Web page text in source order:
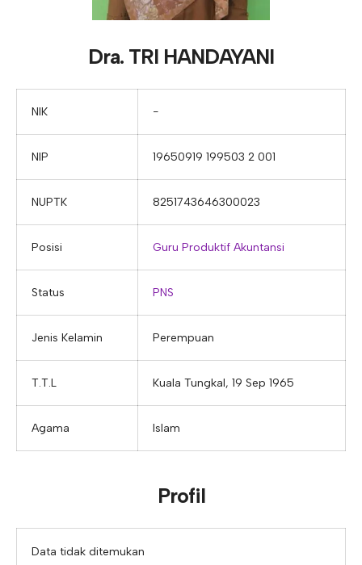
Tupoksi Wakil Bidang Sarana Prasarana
Tupoksi Wakil Bidang Kesiswaan
Tupoksi Guru Piket
Tupoksi Ketua Kons. Keahlian
Tupoksi Kepala Tata Usaha
Tupoksi Bendahara BOS
Tupoksi Bendahara Komite
Tupoksi Perpustakaan
Dra. TRI HANDAYANI
NIK −
NIP 19650919 199503 2 001
NUPTK 8251743646300023
Posisi Guru Produktif Akuntansi
Status PNS
Jenis Kelamin Perempuan
T.T.L Kuala Tungkal, 19 Sep 1965
Agama Islam
Profil
Data tidak ditemukan